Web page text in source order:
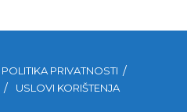
POLITIKA PRIVATNOSTI
USLOVI KORIŠTENJA